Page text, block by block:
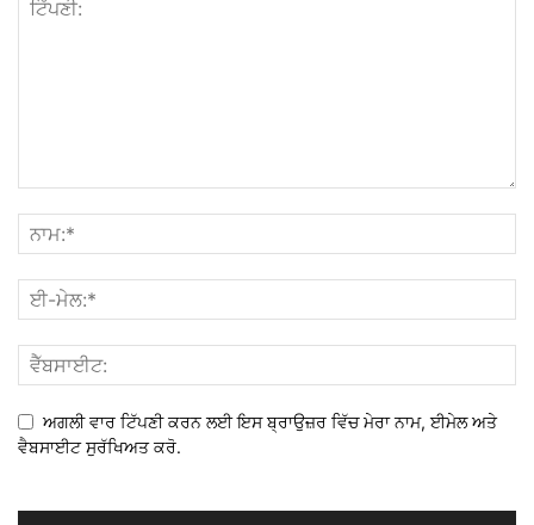
ਅਗਲੀ ਵਾਰ ਟਿੱਪਣੀ ਕਰਨ ਲਈ ਇਸ ਬ੍ਰਾਉਜ਼ਰ ਵਿੱਚ ਮੇਰਾ ਨਾਮ, ਈਮੇਲ ਅਤੇ
ਵੈਬਸਾਈਟ ਸੁਰੱਖਿਅਤ ਕਰੋ.